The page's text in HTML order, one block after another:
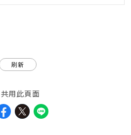
刷新
共用此頁面